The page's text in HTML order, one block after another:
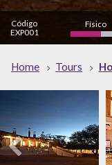
Código
EXP001
Físico
Vida Noturna
Home Tours